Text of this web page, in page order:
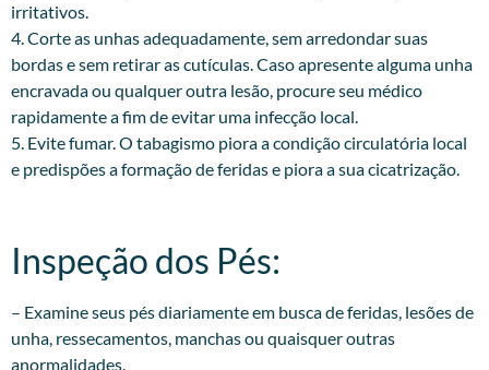
irritativos.
4. Corte as unhas adequadamente, sem arredondar suas
bordas e sem retirar as cutículas. Caso apresente alguma unha
encravada ou qualquer outra lesão, procure seu médico
rapidamente a fim de evitar uma infecção local.
5. Evite fumar. O tabagismo piora a condição circulatória local
e predispões a formação de feridas e piora a sua cicatrização.
Inspeção dos Pés:​
– Examine seus pés diariamente em busca de feridas, lesões de
unha, ressecamentos, manchas ou quaisquer outras
anormalidades.